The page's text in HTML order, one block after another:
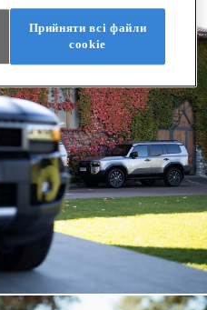
Toyota.
Прийняти всі файли
сookie